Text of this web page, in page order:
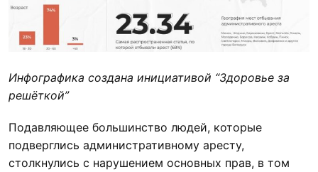
Инфографика создана инициативой “Здоровье за
решёткой”
Подавляющее большинство людей, которые
подверглись административному аресту,
столкнулись с нарушением основных прав, в том